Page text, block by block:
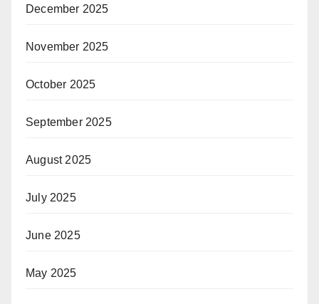
December 2025
November 2025
October 2025
September 2025
August 2025
July 2025
June 2025
May 2025